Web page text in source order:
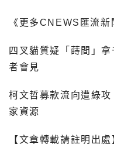
《更多CNEWS匯流新
四叉貓質疑「蒔間」
者會見
柯文哲募款流向遭綠
家資源
【文章轉載請註明出處